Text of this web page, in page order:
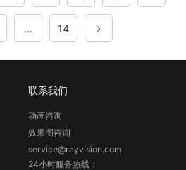
... 14
联系我们
动画咨询
效果图咨询
service@rayvision.com
24小时服务热线：